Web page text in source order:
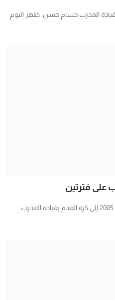
المدرب حسام حسن، ظهر اليوم
على فترتين
عاد منتخب الشباب لكرة القدم مواليد 2005 إلى كرة القدم بقيادة المدرب